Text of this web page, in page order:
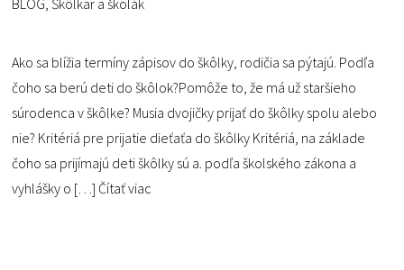
BLOG, Škôlkar a školák
Ako sa blížia termíny zápisov do škôlky, rodičia sa pýtajú. Podľa
čoho sa berú deti do škôlok?Pomôže to, že má už staršieho
súrodenca v škôlke? Musia dvojičky prijať do škôlky spolu alebo
nie? Kritériá pre prijatie dieťaťa do škôlky Kritériá, na základe
čoho sa prijímajú deti škôlky sú a. podľa školského zákona a
vyhlášky o […]Čítať viac